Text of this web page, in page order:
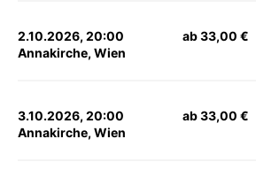
2.10.2026, 20:00
Annakirche, Wien
ab 33,00 €
3.10.2026, 20:00
Annakirche, Wien
ab 33,00 €